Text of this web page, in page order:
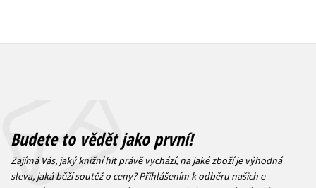
Budete to vědět jako první!
Zajímá Vás, jaký knižní hit právě vychází, na jaké zboží je výhodná
sleva, jaká běží soutěž o ceny? Přihlášením k odběru našich e-